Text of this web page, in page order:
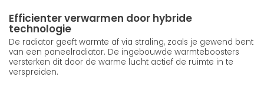
Efficienter verwarmen door hybride
technologie
De radiator geeft warmte af via straling, zoals je gewend bent
van een paneelradiator. De ingebouwde warmteboosters
versterken dit door de warme lucht actief de ruimte in te
verspreiden.